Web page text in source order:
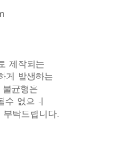
제작되는
게 발생하는
불균형은
수 없으니
탁드립니다.